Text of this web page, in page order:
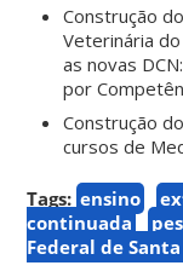
Construção
Veterinária
as novas
por
Construção
cursos de
Tags: ensino
continuada
Federal de